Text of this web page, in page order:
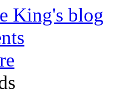
King's blog